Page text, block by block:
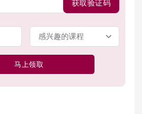
获取验证码
马上领取